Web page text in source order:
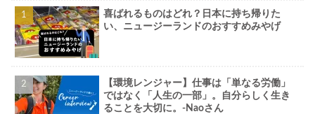
喜ばれるものはどれ？日本に持ち帰りた
い、ニュージーランドのおすすめみやげ
【環境レンジャー】仕事は「単なる労働」
ではなく「人生の一部」。自分らしく生き
ることを大切に。-Naoさん